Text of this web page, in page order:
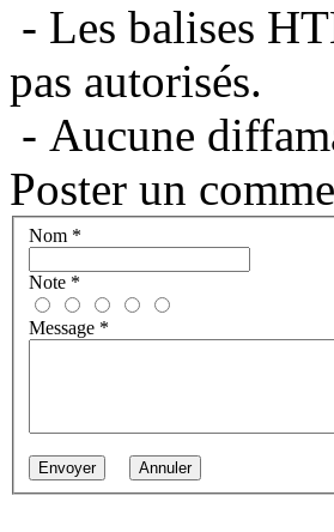
- Les balises
pas autorisés.
- Aucune
Poster un
Nom *
Note *
Message *